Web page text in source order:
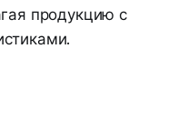
продукцию с